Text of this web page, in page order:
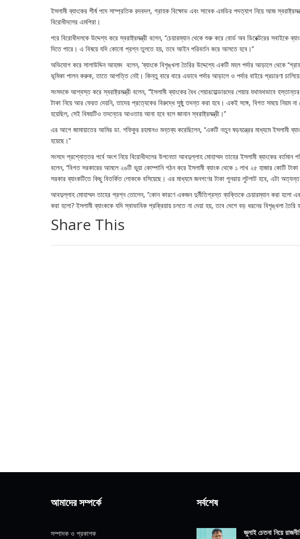
ইসলামী ব্যাংকের শীর্ষ পদে সাম্প্রতিক রদবদল, গ্রাহক বিক্ষোভ এবং সাবেক এমডির পদত্যাগ নিয়ে আজ
বিরোধীদলের এমপিরা।
পরে বিরোধীদলকে উদ্দেশ্য করে স্বরাষ্ট্রমন্ত্রী বলেন, ‘‘চেয়ারম্যান থেকে শুরু করে বোর্ড অব ডিরেক্টরের সবাইকে
দিতে পারে। এ বিষয়ে যদি কোনো প্রশ্ন তুলতে হয়, তবে আইন পরিবর্তন করে আসতে হবে।’’
অভিযোগ করে সালাউদ্দিন আহমদ বলেন, ‘ব্যাংকে বিশৃঙ্খলা তৈরির উদ্দেশ্যে একটি মহল পর্দার আড়ালে থেকে
ভূমিকা পালন করুক, তাতে আপত্তি নেই। কিন্তু বারে বারে এভাবে পর্দার আড়ালে ও পর্দার বাইরে প্রচারণা
সংসদকে আশ্বস্ত করে স্বরাষ্ট্রমন্ত্রী বলেন, ‘‘ইসলামী ব্যাংকের বৈধ শেয়ারহোল্ডারদের শেয়ার যথাযথভাবে
টাকা নিয়ে আর ফেরত দেয়নি, তাদের প্রত্যেকের বিরুদ্ধে সুষ্ঠু তদন্ত করা হবে। একই সঙ্গে, বিগত সময়ে নিয়ম না
হয়েছিল, সেই বিষয়টিও তদন্তের আওতায় আনা হবে বলে জানান স্বরাষ্ট্রমন্ত্রী।’’
এর আগে জামায়াতের আমির ডা. শফিকুর রহমানও মন্তব্য করেছিলেন, ‘‘একটি নতুন ষড়যন্ত্রের মাধ্যমে ইসলামী
হয়েছে।’’
সংসদে প্রশ্নোত্তর পর্বে অংশ নিয়ে বিরোধীদলের উপনেতা আবদুল্লাহ মোহাম্মদ তাহের ইসলামী ব্যাংকের বর্তমান
বলেন, ‘‘বিগত সরকারের আমলে ২৬টি ভুয়া কোম্পানি গঠন করে ইসলামী ব্যাংক থেকে ১ লাখ ২৫ হাজার কোটি
সরকার ব্যাংকটিতে কিছু বিতর্কিত লোককে বসিয়েছে। এর মাধ্যমে জনগণের টাকা পুনরায় লুটপাট হবে, এটা অত্যন্ত
আবদুল্লাহ মোহাম্মদ তাহের প্রশ্ন তোলেন, ‘‘কোন কারণে একজন দুর্নীতিগ্রস্ত ব্যক্তিকে চেয়ারম্যান করা
করা হলো? ইসলামী ব্যাংককে যদি স্বাভাবিক প্রক্রিয়ায় চলতে না দেয়া হয়, তবে দেশে বড় ধরনের বিশৃঙ্খলা তৈরি
Share This
আমাদের সম্পর্কে
সম্পাদক ও প্রকাশক
সর্বশেষ
জুলাই চেতনা নিয়ে